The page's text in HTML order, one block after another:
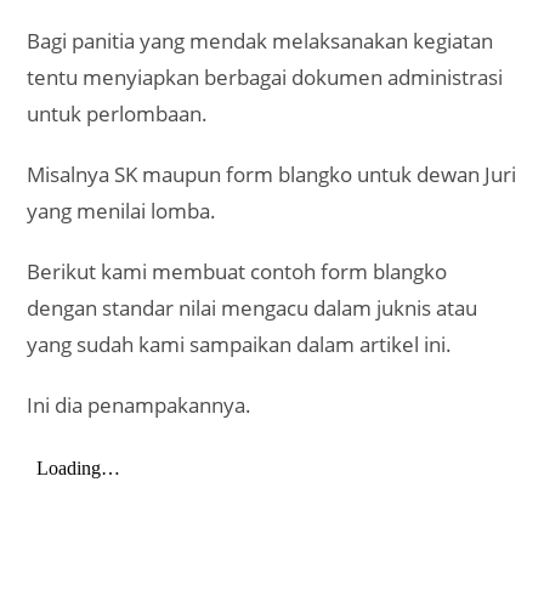
Bagi panitia yang mendak melaksanakan kegiatan
tentu menyiapkan berbagai dokumen administrasi
untuk perlombaan.
Misalnya SK maupun form blangko untuk dewan Juri
yang menilai lomba.
Berikut kami membuat contoh form blangko
dengan standar nilai mengacu dalam juknis atau
yang sudah kami sampaikan dalam artikel ini.
Ini dia penampakannya.